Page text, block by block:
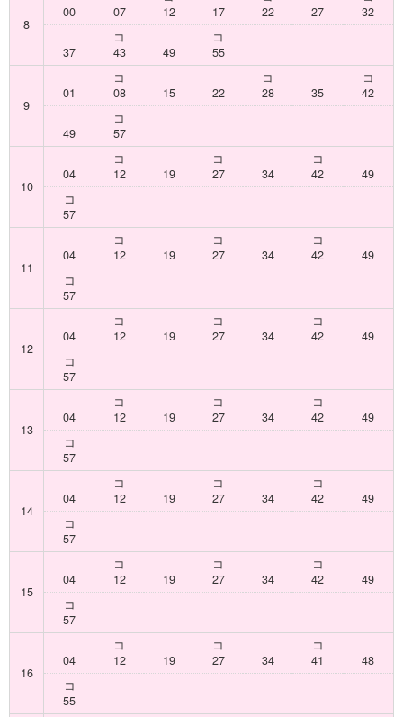
8
00 07
12
17
22
27
32
37
コ
43
49
コ
55
9
01
コ
08
15 22
コ
28
35
コ
42
49
コ
57
10
04
コ
12
19
コ
27
34
コ
42
49
コ
57
11
04
コ
12
19
コ
27
34
コ
42
49
コ
57
12
04
コ
12
19
コ
27
34
コ
42
49
コ
57
13
04
コ
12
19
コ
27
34
コ
42
49
コ
57
14
04
コ
12
19
コ
27
34
コ
42
49
コ
57
15
04
コ
12
19
コ
27
34
コ
42
49
コ
57
16
04
コ
12
19
コ
27
34
コ
41
48
コ
55